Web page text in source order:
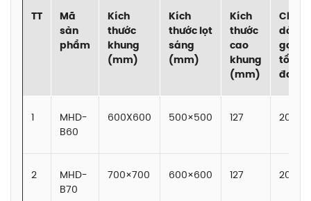
TT
Mã
sản
phẩm
Kích
thước
khung
(mm)
Kích
thước lọt
sáng
(mm)
Kích
thước
cao
khung
(mm)
Chiều
dày
gạch
tối
1
MHD-
B60
600X600 500×500 127 20
2
MHD-
B70
700×700 600×600 127 20